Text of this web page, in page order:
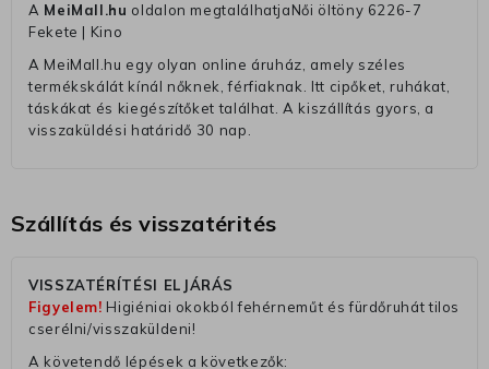
A MeiMall.hu oldalon megtalálhatjaNői öltöny 6226-7
Fekete | Kino
A MeiMall.hu egy olyan online áruház, amely széles
termékskálát kínál nőknek, férfiaknak. Itt cipőket, ruhákat,
táskákat és kiegészítőket találhat. A kiszállítás gyors, a
visszaküldési határidő 30 nap.
Szállítás és visszatérités
VISSZATÉRÍTÉSI ELJÁRÁS
Figyelem! Higiéniai okokból fehérneműt és fürdőruhát tilos
cserélni/visszaküldeni!
A követendő lépések a következők: